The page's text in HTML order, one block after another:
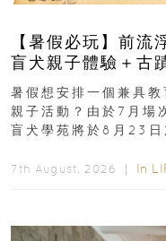
【暑假必玩】前流
盲犬親子體驗＋
組免費名額
暑假想安排一個兼具
親子活動？由於7月場
盲犬學苑將於8月23日
7th August, 2026 ｜ In